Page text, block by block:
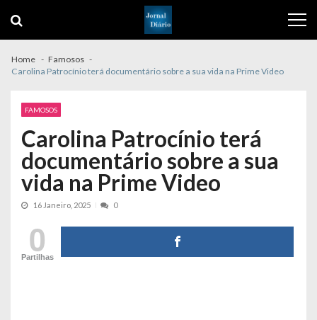
navigation
content
Home
Famosos
Carolina Patrocínio terá documentário sobre a sua vida na Prime Video
FAMOSOS
Carolina Patrocínio terá
documentário sobre a sua
vida na Prime Video
16 Janeiro, 2025 0
0
Partilhas